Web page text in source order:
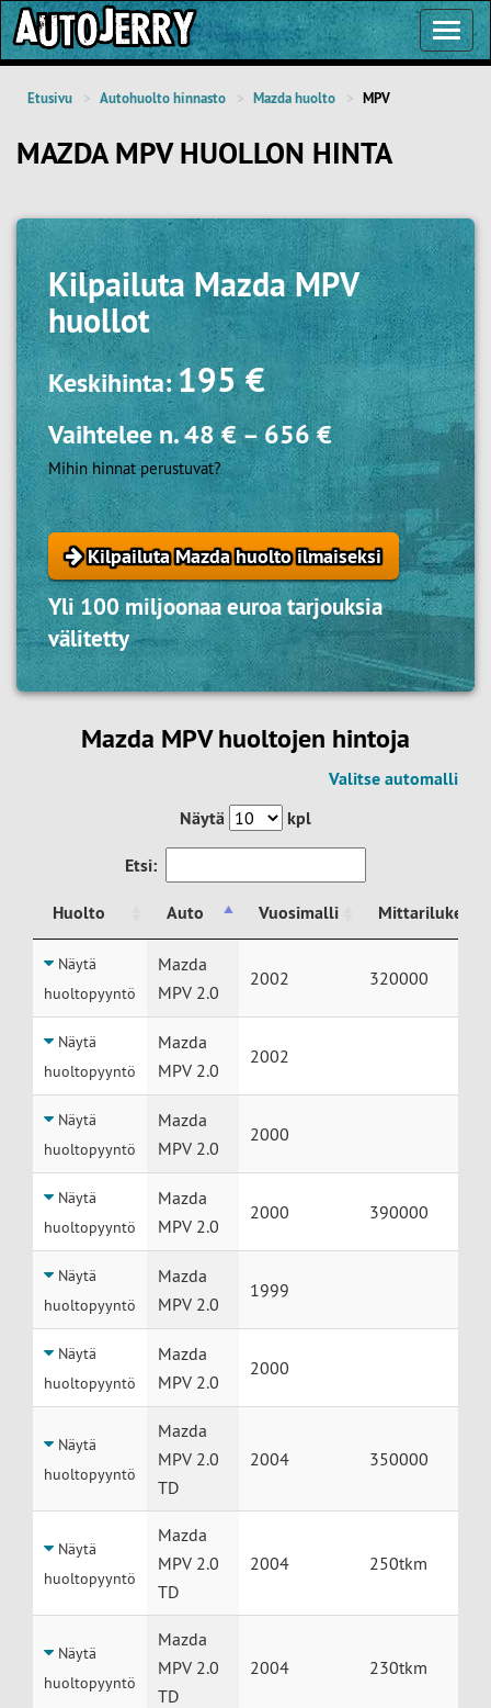
Etusivu Autohuolto hinnasto Mazda huolto MPV
MAZDA MPV HUOLLON HINTA
KilpailutaMazda MPV
huollot
Keskihinta:195 €
Vaihtelee n.48 €–656 €
Mihin hinnat perustuvat?
Kilpailuta Mazda huolto ilmaiseksi
Yli 100 miljoonaa euroa tarjouksia
välitetty
Mazda MPV huoltojen hintoja
Valitse automalli
Näytä
kpl
Etsi:
Huolto Auto Vuosimalli
Mittarilukema
Huolto
Auto
Näytä
huoltopyyntö
Mazda
MPV 2.0
2002 320000
Näytä
huoltopyyntö
Mazda
MPV 2.0
2002
Näytä
huoltopyyntö
Mazda
MPV 2.0
2000
Näytä
huoltopyyntö
Mazda
MPV 2.0
2000 390000
Näytä
huoltopyyntö
Mazda
MPV 2.0
1999
Näytä
huoltopyyntö
Mazda
MPV 2.0
2000
Näytä
huoltopyyntö
Mazda
MPV 2.0
TD
2004 350000
Näytä
huoltopyyntö
Mazda
MPV 2.0
TD
2004 250tkm
Näytä
huoltopyyntö
Mazda
MPV 2.0
TD
2004 230tkm